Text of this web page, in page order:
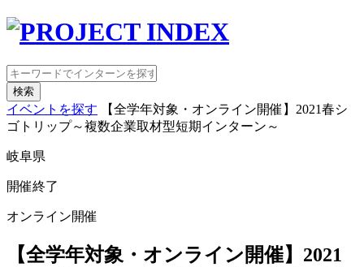
検索
イベントを探す
【全学年対象・オンライン開催】2021春シ
ゴトリップ～複数企業取材型短期インターン～
岐阜県
開催終了
オンライン開催
【全学年対象・オンライン開催】2021